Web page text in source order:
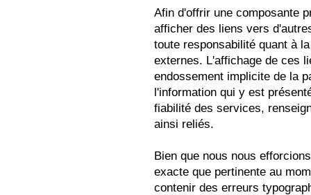
Afin d'offrir une composante
afficher des liens vers
toute responsabilité quant à
externes. L'affichage de ces
endossement implicite de la
l'information qui y est
fiabilité des services,
ainsi reliés.
Bien que nous nous
exacte que pertinente au
contenir des erreurs